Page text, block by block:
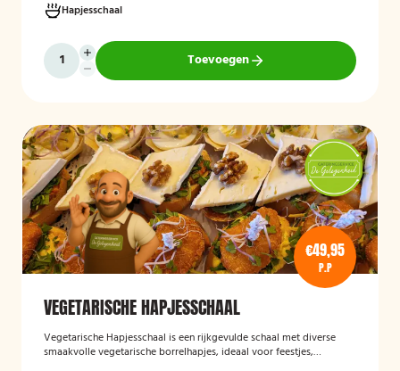
feestelijke gelegenheden en biedt een gemakkelijke, kant-en-klare
oplossing voor het serveren van smakelijke hapjes aan uw gasten.
Hapjesschaal
Toevoegen
€49,95
P.P
VEGETARISCHE HAPJESSCHAAL
Vegetarische Hapjesschaal is een rijkgevulde schaal met diverse
smaakvolle vegetarische borrelhapjes, ideaal voor feestjes,